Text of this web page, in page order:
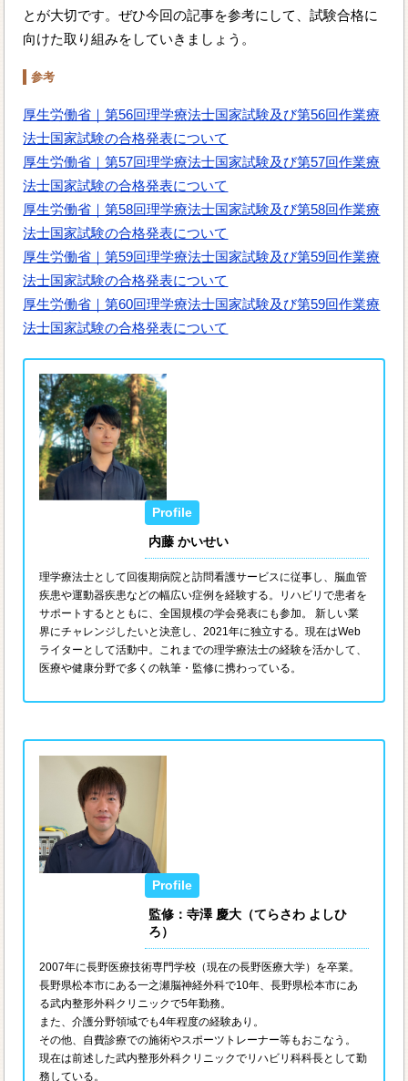
とが大切です。ぜひ今回の記事を参考にして、試験合格に
向けた取り組みをしていきましょう。
参考
厚生労働省｜第56回理学療法士国家試験及び第56回作業療
法士国家試験の合格発表について
厚生労働省｜第57回理学療法士国家試験及び第57回作業療
法士国家試験の合格発表について
厚生労働省｜第58回理学療法士国家試験及び第58回作業療
法士国家試験の合格発表について
厚生労働省｜第59回理学療法士国家試験及び第59回作業療
法士国家試験の合格発表について
厚生労働省｜第60回理学療法士国家試験及び第59回作業療
法士国家試験の合格発表について
内藤 かいせい
理学療法士として回復期病院と訪問看護サービスに従事し、脳血管
疾患や運動器疾患などの幅広い症例を経験する。リハビリで患者を
サポートするとともに、全国規模の学会発表にも参加。 新しい業
界にチャレンジしたいと決意し、2021年に独立する。現在はWeb
ライターとして活動中。これまでの理学療法士の経験を活かして、
医療や健康分野で多くの執筆・監修に携わっている。
監修：寺澤 慶大（てらさわ よしひ
ろ）
2007年に長野医療技術専門学校（現在の長野医療大学）を卒業。
長野県松本市にある一之瀬脳神経外科で10年、長野県松本市にあ
る武内整形外科クリニックで5年勤務。
また、介護分野領域でも4年程度の経験あり。
その他、自費診療での施術やスポーツトレーナー等もおこなう。
現在は前述した武内整形外科クリニックでリハビリ科科長として勤
務している。